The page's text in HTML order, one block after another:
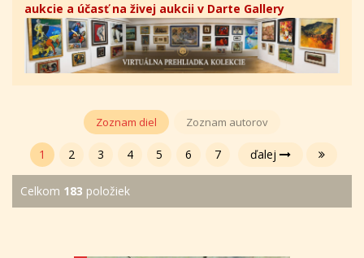
aukcie a účasť na živej aukcii v Darte Gallery
Zoznam diel Zoznam autorov
1 2 3 4 5 6 7 ďalej
Celkom 183 položiek